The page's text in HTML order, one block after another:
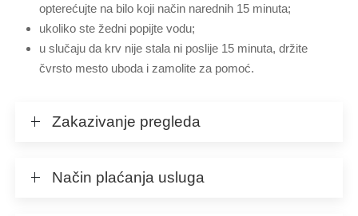
opterećujte na bilo koji način narednih 15 minuta;
ukoliko ste žedni popijte vodu;
u slučaju da krv nije stala ni poslije 15 minuta, držite
čvrsto mesto uboda i zamolite za pomoć.
Zakazivanje pregleda
Način plaćanja usluga